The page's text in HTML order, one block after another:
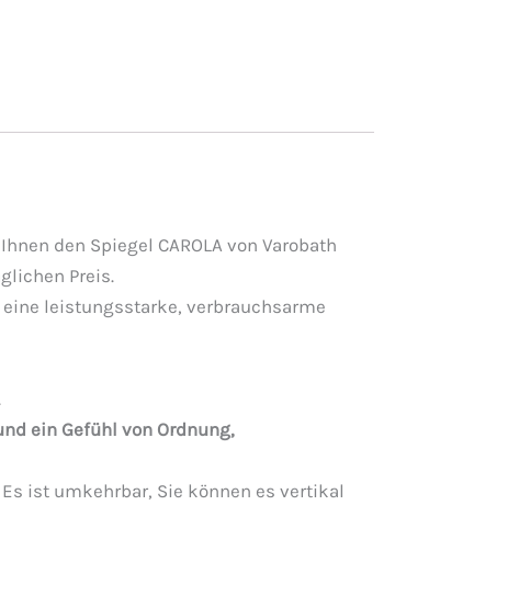
den Spiegel CAROLA von Varobath
Preis.
leistungsstarke, verbrauchsarme
ein Gefühl von Ordnung,
ist umkehrbar, Sie können es vertikal